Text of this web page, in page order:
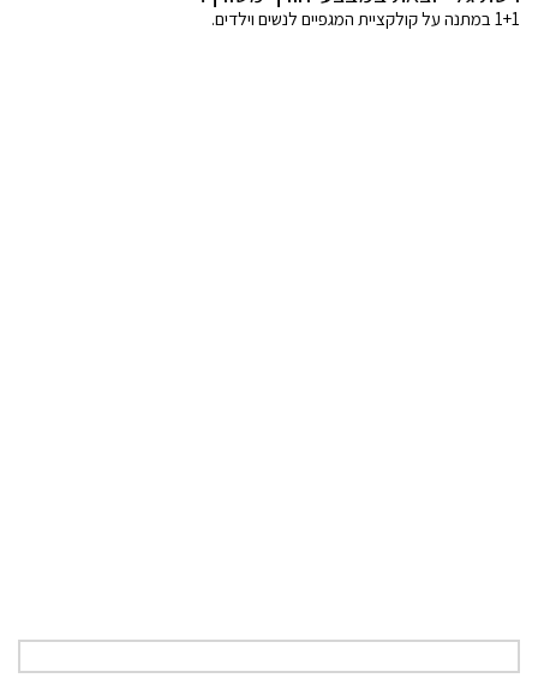
1+1 במתנה על קולקציית המגפיים לנשים וילדים.